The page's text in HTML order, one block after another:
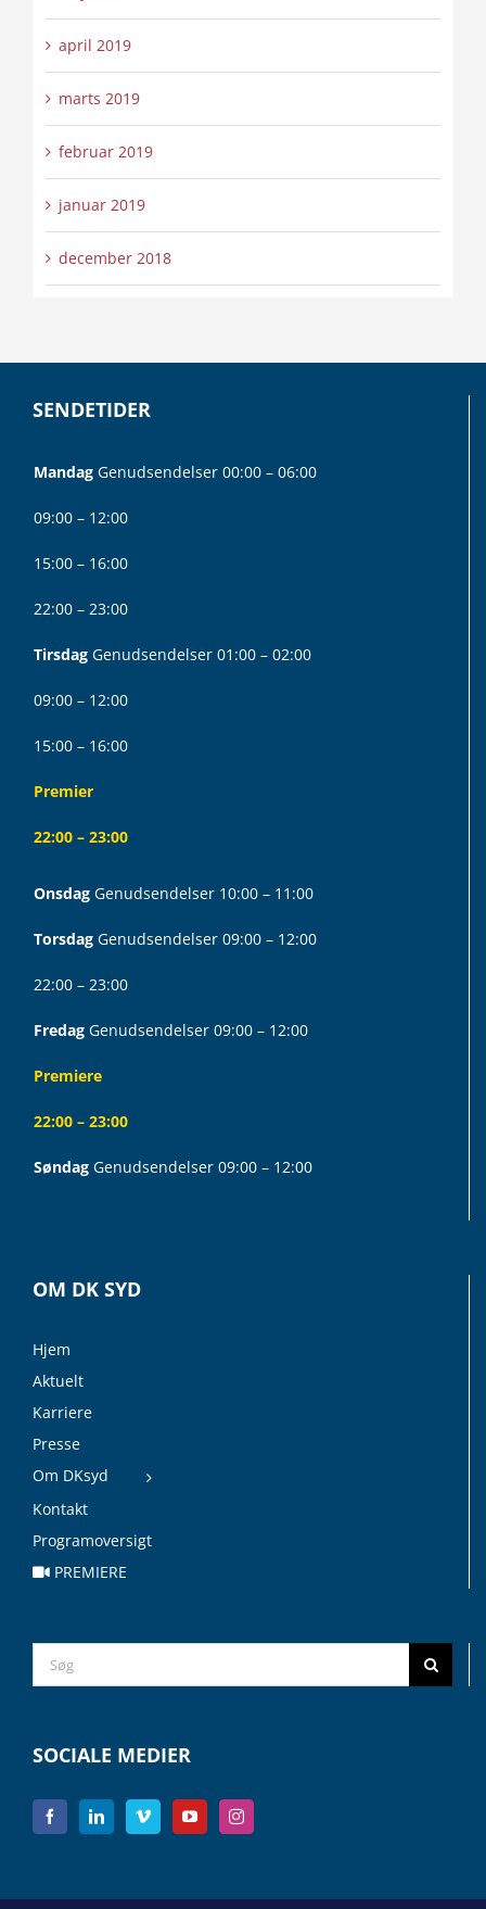
april 2019
marts 2019
februar 2019
januar 2019
december 2018
SENDETIDER
Mandag Genudsendelser 00:00 – 06:00
09:00 – 12:00
15:00 – 16:00
22:00 – 23:00
Tirsdag Genudsendelser 01:00 – 02:00
09:00 – 12:00
15:00 – 16:00
Premier
22:00 – 23:00
Onsdag Genudsendelser 10:00 – 11:00
Torsdag Genudsendelser 09:00 – 12:00
22:00 – 23:00
Fredag Genudsendelser 09:00 – 12:00
Premiere
22:00 – 23:00
Søndag Genudsendelser 09:00 – 12:00
OM DK SYD
Hjem
Aktuelt
Karriere
Presse
Om DKsyd
Kontakt
Programoversigt
PREMIERE
Search
for:
SOCIALE MEDIER